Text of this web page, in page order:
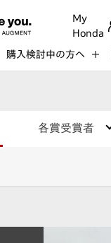
My
Honda
購入検討中の方へ
各賞受賞者